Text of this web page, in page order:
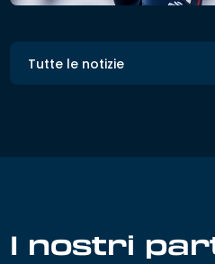
Tutte le notizie
I nostri